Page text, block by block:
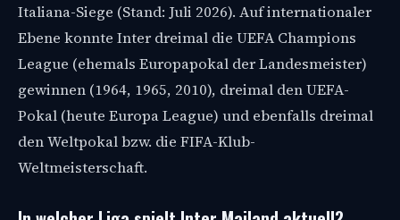
Italiana-Siege (Stand: Juli 2026). Auf internationaler
Ebene konnte Inter dreimal die UEFA Champions
League (ehemals Europapokal der Landesmeister)
gewinnen (1964, 1965, 2010), dreimal den UEFA-
Pokal (heute Europa League) und ebenfalls dreimal
den Weltpokal bzw. die FIFA-Klub-
Weltmeisterschaft.